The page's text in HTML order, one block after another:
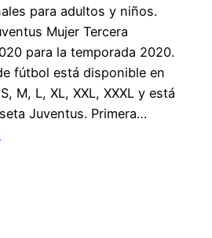
para adultos y niños.
Mujer Tercera
para la temporada 2020.
fútbol está disponible en
M, L, XL, XXL, XXXL y está
Juventus. Primera…